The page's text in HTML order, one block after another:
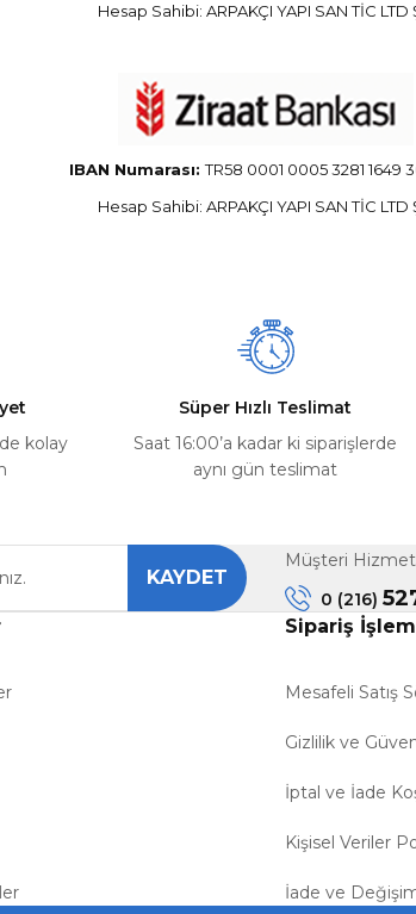
Hesap Sahibi: ARPAKÇI YAPI SAN TİC LTD
IBAN Numarası:TR58 0001 0005 3281 1649
Hesap Sahibi: ARPAKÇI YAPI SAN TİC LTD
kolay
Süper Hızlı Teslimat
Saat 16:00’a kadar ki siparişlerde
aynı gün teslimat
KAYDET
Müşteri
0 (216)
Sipariş
Mesafeli Satış
Gizlilik ve
İptal ve İade
Kişisel Veriler
İade ve